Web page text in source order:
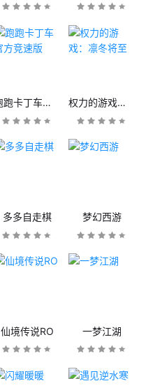
跑跑卡丁车官方竞速版 权力的游戏：凛冬将至
多多自走棋 梦幻西游
仙境传说RO 一梦江湖